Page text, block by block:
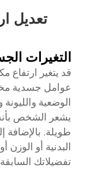
تعديل
التغيرات
قد يتغير ارتفاع
عوامل جسدية
الوضعية
يشعر الشخص بأنه
طويلة. بالإضافة
البدنية أو
تفضيلاتك